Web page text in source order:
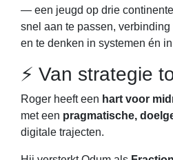
— een jeugd op drie
snel aan te passen,
en te denken in systemen én
⚡ Van strategie
Roger heeft een hart voor
met een pragmatische,
digitale trajecten.